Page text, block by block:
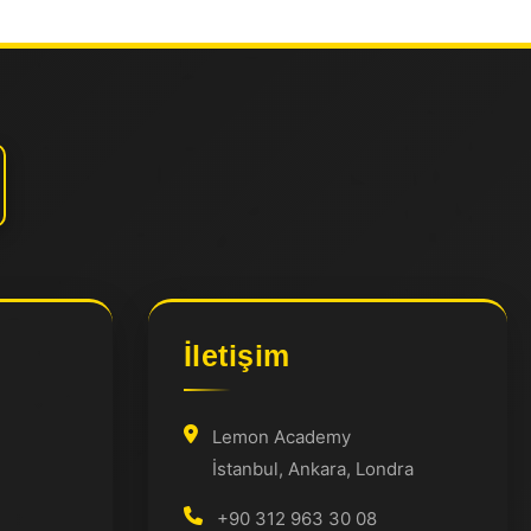
İletişim
Lemon Academy
İstanbul, Ankara, Londra
+90 312 963 30 08